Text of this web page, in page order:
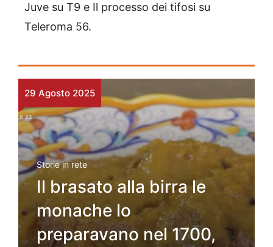
Juve su T9 e Il processo dei tifosi su
Teleroma 56.
29 Agosto 2025
Storie in rete
Il brasato alla birra le
monache lo
preparavano nel 1700,